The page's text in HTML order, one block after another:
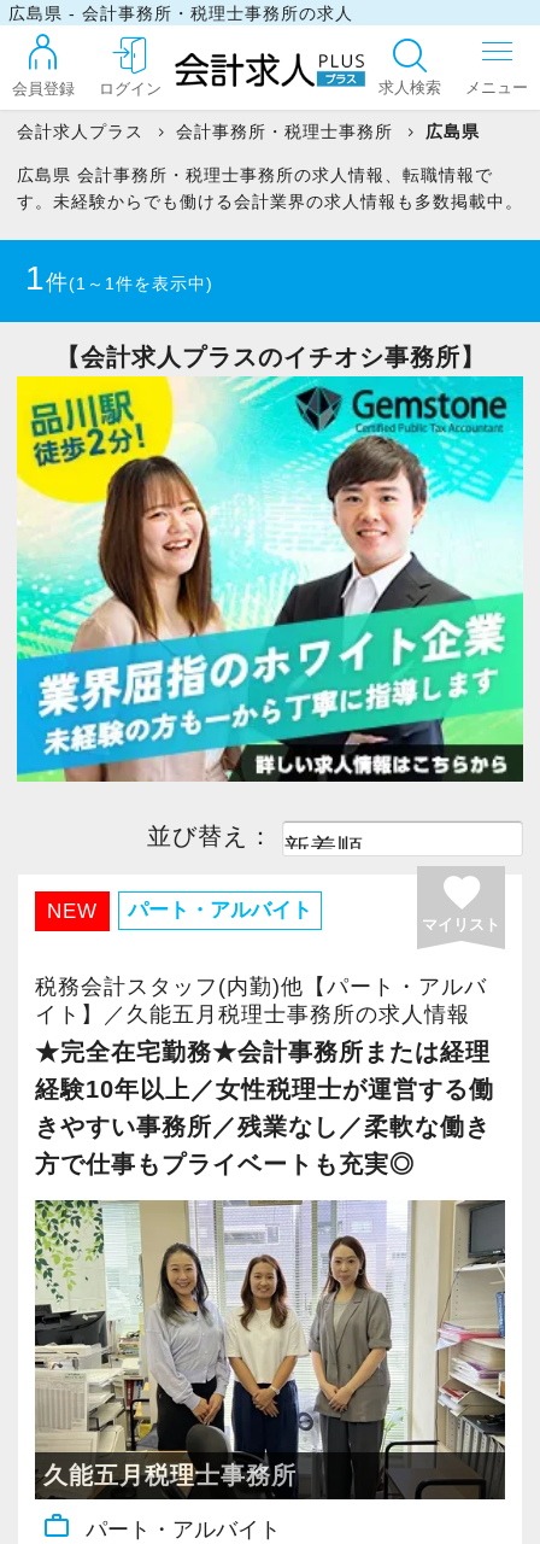
広島県 - 会計事務所・税理士事務所の求人
会員登録 ログイン 求人検索
ログイン
最近見た求人
マイリスト
お問い合わせ
今すぐ会員登録
PC版サイトを見る
採用ご担当者様
会計求人プラス 会計事務所・税理士事務所 広島県
広島県 会計事務所・税理士事務所の求人情報、転職情報で
す。未経験からでも働ける会計業界の求人情報も多数掲載中。
1件(1～1件を表示中)
【会計求人プラスのイチオシ事務所】
並び替え：
NEW パート・アルバイト favorite
マイリスト
税務会計スタッフ(内勤)他【パート・アルバ
イト】／久能五月税理士事務所の求人情報
★完全在宅勤務★会計事務所または経理
経験10年以上／女性税理士が運営する働
きやすい事務所／残業なし／柔軟な働き
方で仕事もプライベートも充実◎
久能五月税理士事務所
work_outline パート・アルバイト